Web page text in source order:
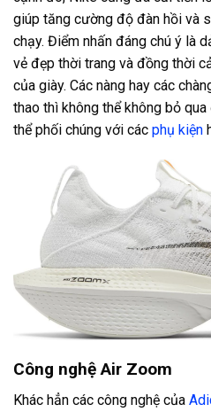
giúp tăng cường độ đàn hồi và
chạy. Điểm nhấn đáng chú ý là
vẻ đẹp thời trang và đồng thời
của giày. Các nàng hay các
thao thì không thể không bỏ
thể phối chúng với các phụ kiện
Công nghệ Air Zoom
Khác hẳn các công nghệ của